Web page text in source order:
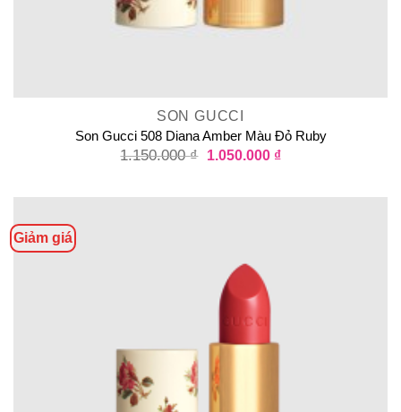
SON GUCCI
Son Gucci 508 Diana Amber Màu Đỏ Ruby
1.150.000₫ 1.050.000 ₫
Giảm giá